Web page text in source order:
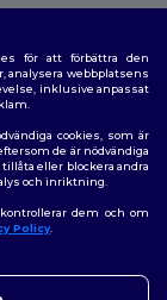
|Policy för cookies
för att förbättra den
analysera webbplatsens
inklusive anpassat
cookies, som är
de är nödvändiga
eller blockera andra
och inriktning.
dem och om
Policy.